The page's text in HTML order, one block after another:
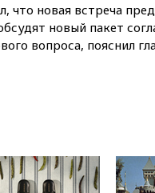
что новая встреча
новый пакет
вопроса, пояснил